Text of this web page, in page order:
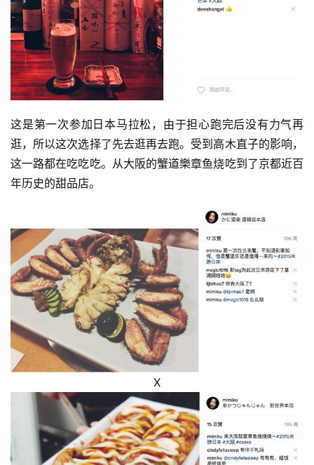
这是第一次参加日本马拉松，由于担心跑完后没有力气再
逛，所以这次选择了先去逛再去跑。受到高木直子的影响，
这一路都在吃吃吃。从大阪的蟹道樂章鱼烧吃到了京都近百
年历史的甜品店。
X